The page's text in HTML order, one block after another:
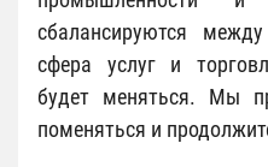
сбалансируются
сфера услуг и
будет меняться. Мы
поменяться и